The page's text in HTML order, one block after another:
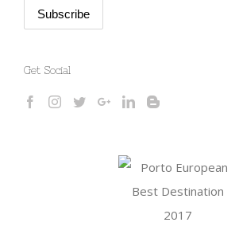
Get Social